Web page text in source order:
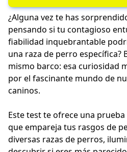
¿Alguna vez te has
pensando si tu contagioso
fiabilidad inquebrantable
una raza de perro específica?
mismo barco: esa curiosidad
por el fascinante mundo de
caninos.
Este test te ofrece una
que empareja tus rasgos de
diversas razas de perros,